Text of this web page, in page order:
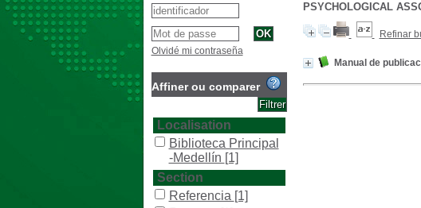
PSYCHOLOGICAL
Refinar
Manual de
Olvidé mi contraseña
Affiner ou comparer
Localisation
Biblioteca Principal
-Medellín [1]
Section
Referencia [1]